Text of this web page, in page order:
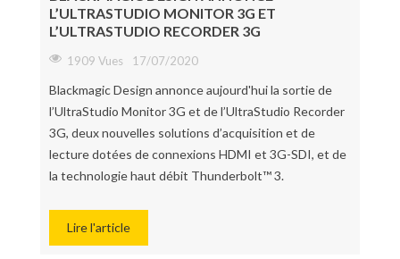
L’ULTRASTUDIO MONITOR 3G ET
L’ULTRASTUDIO RECORDER 3G
1909 Vues 17/07/2020
Blackmagic Design annonce aujourd'hui la sortie de
l’UltraStudio Monitor 3G et de l’UltraStudio Recorder
3G, deux nouvelles solutions d’acquisition et de
lecture dotées de connexions HDMI et 3G-SDI, et de
la technologie haut débit Thunderbolt™ 3.
Lire l'article